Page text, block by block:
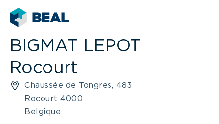
BIGMAT LEPOT
Rocourt
Chaussée de Tongres, 483
Rocourt 4000
Belgique